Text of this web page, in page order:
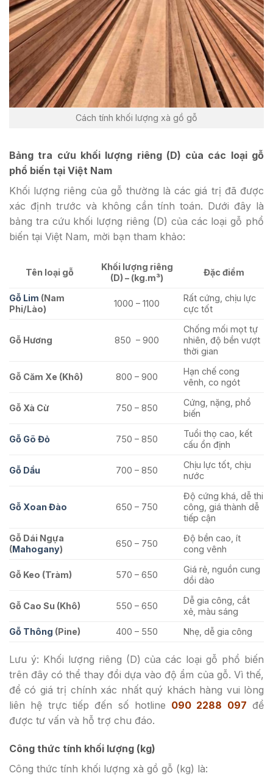
Cách tính khối lượng xà gồ gỗ
Bảng tra cứu khối lượng riêng (D) của các loại gỗ
phổ biến tại Việt Nam
Khối lượng riêng của gỗ thường là các giá trị đã được
xác định trước và không cần tính toán. Dưới đây là
bảng tra cứu khối lượng riêng (D) của các loại gỗ phổ
biến tại Việt Nam, mời bạn tham khảo:
Tên loại gỗ
Khối lượng riêng
(D) – (kg.m³)
Đặc điểm
Gỗ Lim (Nam
Phi/Lào)
1000 – 1100
Rất cứng, chịu lực
cực tốt
Gỗ Hương 850 – 900
Chống mối mọt tự
nhiên, độ bền vượt
thời gian
Gỗ Căm Xe (Khô) 800 – 900
Hạn chế cong
vênh, co ngót
Gỗ Xà Cừ 750 – 850
Cứng, nặng, phổ
biến
Gỗ Gõ Đỏ 750 – 850
Tuổi thọ cao, kết
cấu ổn định
Gỗ Dầu 700 – 850
Chịu lực tốt, chịu
nước
Gỗ Xoan Đào 650 – 750
Độ cứng khá, dễ thi
công, giá thành dễ
tiếp cận
Gỗ Dái Ngựa
(Mahogany)
650 – 750
Độ bền cao, ít
cong vênh
Gỗ Keo (Tràm) 570 – 650
Giá rẻ, nguồn cung
dồi dào
Gỗ Cao Su (Khô) 550 – 650
Dễ gia công, cắt
xẻ, màu sáng
Gỗ Thông (Pine) 400 – 550 Nhẹ, dễ gia công
Lưu ý: Khối lượng riêng (D) của các loại gỗ phổ biến
trên đây có thể thay đổi dựa vào độ ẩm của gỗ. Vì thế,
để có giá trị chính xác nhất quý khách hàng vui lòng
liên hệ trực tiếp đến số hotline 090 2288 097 để
được tư vấn và hỗ trợ chu đáo.
Công thức tính khối lượng (kg)
Công thức tính khối lượng xà gồ gỗ (kg) là: